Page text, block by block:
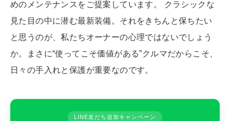
めのメンテナンスをご提案しています。 クラシックな
見た目の中に潜む最新装備。それをきちんと保ちたい
と思うのが、私たちオーナーの心理ではないでしょう
か。まさに“使ってこそ価値がある”クルマだからこそ、
日々の手入れと保護が重要なのです。
LINE友だち追加キャンペーン